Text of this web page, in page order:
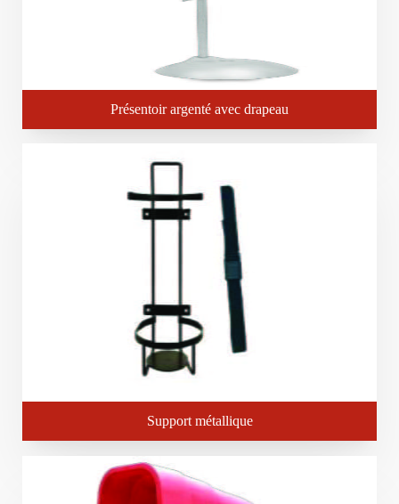
Présentoir argenté avec drapeau
Support métallique